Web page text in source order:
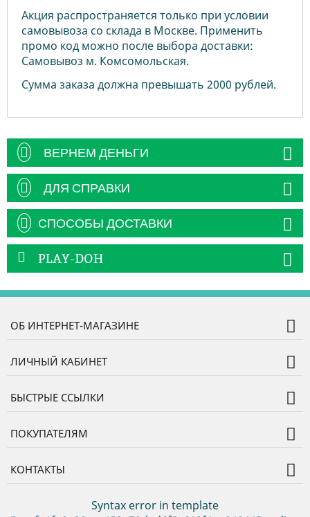
Акция распространяется только при условии
самовывоза со склада в Москве. Применить
промо код можно после выбора доставки:
Самовывоз м. Комсомольская.
Сумма заказа должна превышать 2000 рублей.
ВЕРНЕМ ДЕНЬГИ
ДЛЯ СПРАВКИ
СПОСОБЫ ДОСТАВКИ
PLAY-DOH
ОБ ИНТЕРНЕТ-МАГАЗИНЕ
ЛИЧНЫЙ КАБИНЕТ
БЫСТРЫЕ ССЫЛКИ
ПОКУПАТЕЛЯМ
КОНТАКТЫ
Syntax error in template